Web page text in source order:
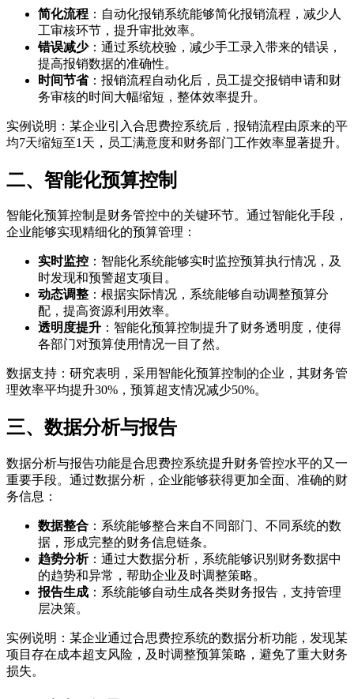
简化流程 ：自动化报销系统能够简化报销流程，减少人
工审核环节，提升审批效率。
错误减少：通过系统校验，减少手工录入带来的错误，
提高报销数据的准确性。
时间节省：报销流程自动化后，员工提交报销申请和财
务审核的时间大幅缩短，整体效率提升。
实例说明：某企业引入合思费控系统后，报销流程由原来的平
均7天缩短至1天，员工满意度和财务部门工作效率显著提升。
二、智能化预算控制
智能化预算控制是财务管控中的关键环节。通过智能化手段，
企业能够实现精细化的预算管理：
实时监控 ：智能化系统能够实时监控预算执行情况，及
时发现和预警超支项目。
动态调整 ：根据实际情况，系统能够自动调整预算分
配，提高资源利用效率。
透明度提升 ：智能化预算控制提升了财务透明度，使得
各部门对预算使用情况一目了然。
数据支持：研究表明，采用智能化预算控制的企业，其财务管
理效率平均提升30%，预算超支情况减少50%。
三、数据分析与报告
数据分析与报告功能是合思费控系统提升财务管控水平的又一
重要手段。通过数据分析，企业能够获得更加全面、准确的财
务信息：
数据整合 ：系统能够整合来自不同部门、不同系统的数
据，形成完整的财务信息链条。
趋势分析：通过大数据分析，系统能够识别财务数据中
的趋势和异常，帮助企业及时调整策略。
报告生成 ：系统能够自动生成各类财务报告，支持管理
层决策。
实例说明：某企业通过合思费控系统的数据分析功能，发现某
项目存在成本超支风险，及时调整预算策略，避免了重大财务
损失。